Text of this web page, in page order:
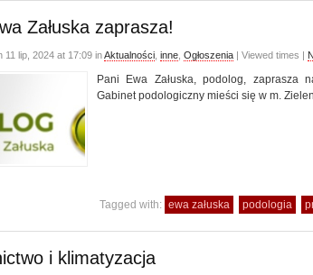
Załuska zaprasza!
11 lip, 2024 at 17:09 inAktualności inne Ogłoszenia | Viewed times |
Pani Ewa Załuska, podolog, zaprasza
Gabinet podologiczny mieści się w m.
Tagged with: ewa załuska podologia
i klimatyzacja